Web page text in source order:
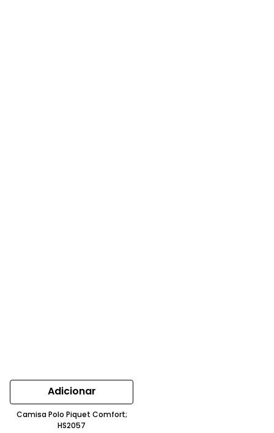
Adicionar
Camisa Polo Piquet Comfort;
HS2057